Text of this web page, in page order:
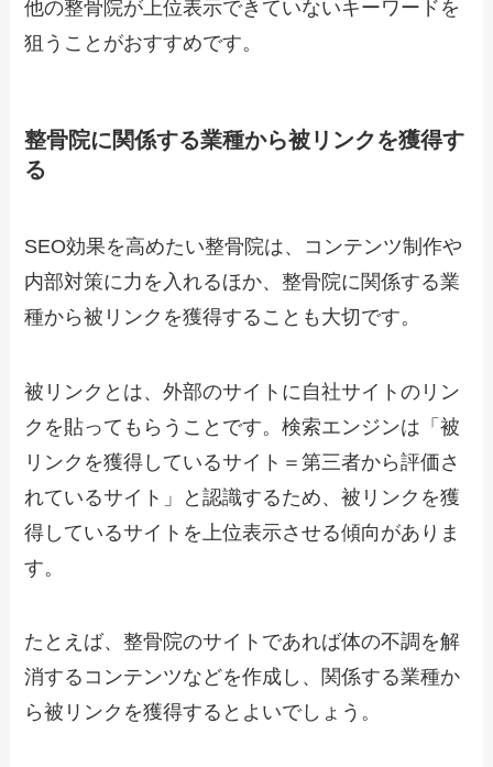
他の整骨院が上位表示できていないキーワードを
狙うことがおすすめです。
整骨院に関係する業種から被リンクを獲得す
る
SEO効果を高めたい整骨院は、コンテンツ制作や
内部対策に力を入れるほか、整骨院に関係する業
種から被リンクを獲得することも大切です。
被リンクとは、外部のサイトに自社サイトのリン
クを貼ってもらうことです。検索エンジンは「被
リンクを獲得しているサイト＝第三者から評価さ
れているサイト」と認識するため、被リンクを獲
得しているサイトを上位表示させる傾向がありま
す。
たとえば、整骨院のサイトであれば体の不調を解
消するコンテンツなどを作成し、関係する業種か
ら被リンクを獲得するとよいでしょう。